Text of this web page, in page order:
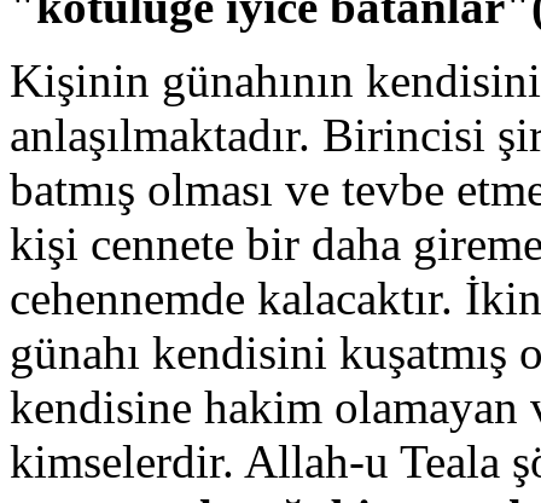
Kişinin günahının
anlaşılmaktadır. Birincisi
batmış olması ve tevbe
kişi cennete bir daha
cehennemde kalacaktır.
günahı kendisini kuşatmış
kendisine hakim olamayan
kimselerdir. Allah-u Teala